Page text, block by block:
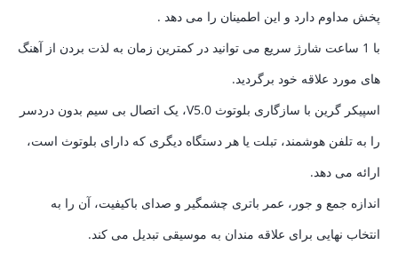
پخش مداوم دارد و این اطمینان را می دهد .
با 1 ساعت شارژ سریع می توانید در کمترین زمان به لذت بردن از آهنگ
های مورد علاقه خود برگردید.
اسپیکر گرین با سازگاری بلوتوث V5.0، یک اتصال بی سیم بدون دردسر
را به تلفن هوشمند، تبلت یا هر دستگاه دیگری که دارای بلوتوث است،
ارائه می دهد.
اندازه جمع و جور، عمر باتری چشمگیر و صدای باکیفیت، آن را به
انتخاب نهایی برای علاقه مندان به موسیقی تبدیل می کند.